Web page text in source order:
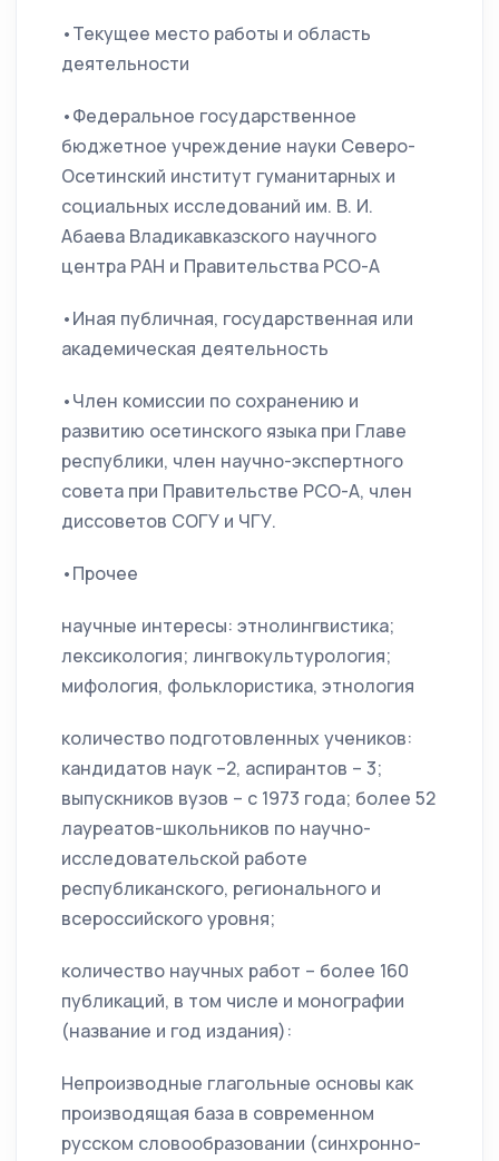
•Текущее место работы и область
деятельности
•Федеральное государственное
бюджетное учреждение науки Северо-
Осетинский институт гуманитарных и
социальных исследований им. В. И.
Абаева Владикавказского научного
центра РАН и Правительства РСО-А
•Иная публичная, государственная или
академическая деятельность
•Член комиссии по сохранению и
развитию осетинского языка при Главе
республики, член научно-экспертного
совета при Правительстве РСО-А, член
диссоветов СОГУ и ЧГУ.
•Прочее
научные интересы: этнолингвистика;
лексикология; лингвокультурология;
мифология, фольклористика, этнология
количество подготовленных учеников:
кандидатов наук –2, аспирантов – 3;
выпускников вузов – с 1973 года; более 52
лауреатов-школьников по научно-
исследовательской работе
республиканского, регионального и
всероссийского уровня;
количество научных работ – более 160
публикаций, в том числе и монографии
(название и год издания):
Непроизводные глагольные основы как
производящая база в современном
русском словообразовании (синхронно-